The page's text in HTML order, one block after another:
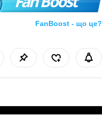
FanBoost - що це?